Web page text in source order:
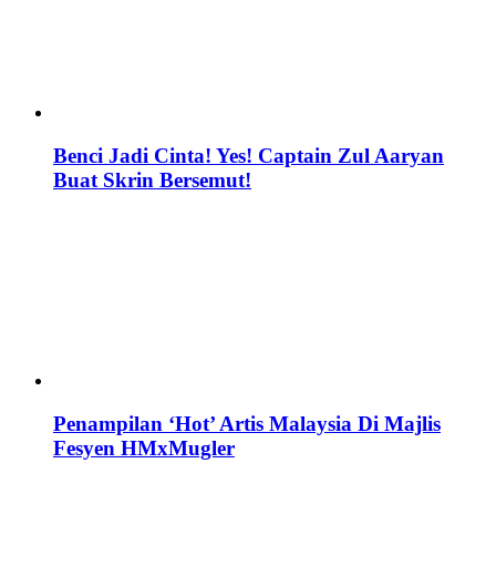
Benci Jadi Cinta! Yes! Captain Zul Aaryan
Buat Skrin Bersemut!
Penampilan ‘Hot’ Artis Malaysia Di Majlis
Fesyen HMxMugler